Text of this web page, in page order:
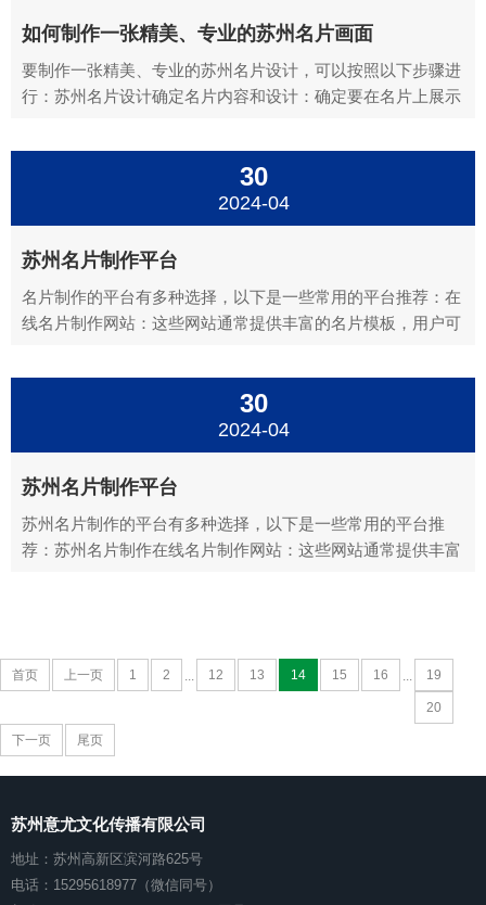
如何制作一张精美、专业的苏州名片画面
要制作一张精美、专业的苏州名片设计，可以按照以下步骤进
行：苏州名片设计确定名片内容和设计：确定要在名片上展示
件、地址等）。选择一个适合你的职业或公司品牌形象的设计
风格。可以考虑使用公司或品牌的颜色方案，并确保设计简洁
30
2024-04
苏州名片制作平台
名片制作的平台有多种选择，以下是一些常用的平台推荐：在
线名片制作网站：这些网站通常提供丰富的名片模板，用户可
标志、联系方式等。常见的在线名片制作网站有：Canva、
Vistaprint、FreeLogoServices等。这些...
30
2024-04
苏州名片制作平台
苏州名片制作的平台有多种选择，以下是一些常用的平台推
荐：苏州名片制作在线名片制作网站：这些网站通常提供丰富
首页 上一页 1 2 ... 12 13 14 15 16 ... 19
20
下一页 尾页
苏州意尤文化传播有限公司
地址：苏州高新区滨河路625号
电话：15295618977（微信同号）